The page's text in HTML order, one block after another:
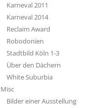
Karneval 2011
Karneval 2014
Reclaim Award
Robodonien
Stadtbild Köln 1-3
Über den Dächern
White Suburbia
Misc
Bilder einer Ausstellung